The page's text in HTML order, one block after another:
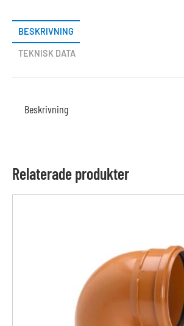
BESKRIVNING
TEKNISK DATA
Beskrivning
Relaterade produkter